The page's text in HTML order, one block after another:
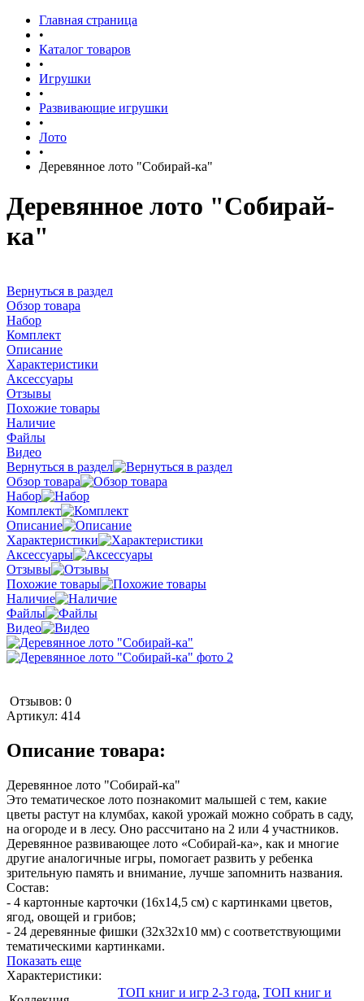
Главная страница
•
Каталог товаров
•
Игрушки
•
Развивающие игрушки
•
Лото
•
Деревянное лото "Собирай-ка"
Деревянное лото "Собирай-
ка"
Вернуться в раздел
Обзор товара
Набор
Комплект
Описание
Характеристики
Аксессуары
Отзывы
Похожие товары
Наличие
Файлы
Видео
Вернуться в раздел
Обзор товара
Набор
Комплект
Описание
Характеристики
Аксессуары
Отзывы
Похожие товары
Наличие
Файлы
Видео
Отзывов: 0
Артикул: 414
Описание товара:
Деревянное лото "Собирай-ка"
Это тематическое лото познакомит малышей с тем, какие
цветы растут на клумбах, какой урожай можно собрать в саду,
на огороде и в лесу. Оно рассчитано на 2 или 4 участников.
Деревянное развивающее лото «Собирай-ка», как и многие
другие аналогичные игры, помогает развить у ребенка
зрительную память и внимание, лучше запомнить названия.
Состав:
- 4 картонные карточки (16х14,5 см) с картинками цветов,
ягод, овощей и грибов;
- 24 деревянные фишки (32х32х10 мм) с соответствующими
тематическими картинками.
Показать еще
Характеристики:
ТОП книг и игр 2-3 года, ТОП книг и